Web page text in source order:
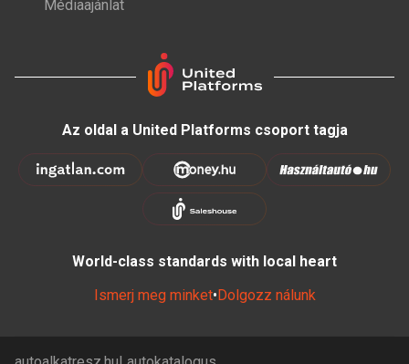
Médiaajánlat
Az oldal a United Platforms csoport tagja
World-class standards with local heart
Ismerj meg minket•Dolgozz nálunk